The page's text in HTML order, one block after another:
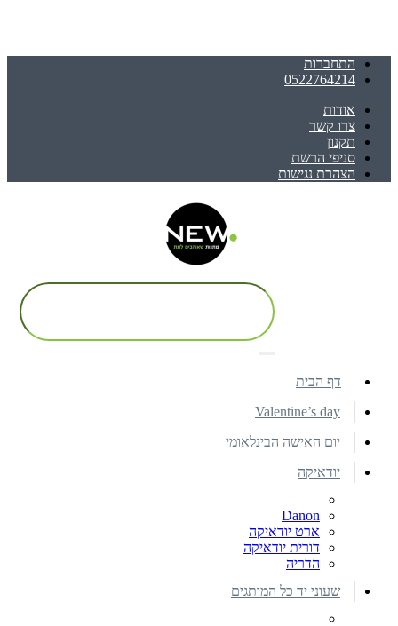
התחברות
0522764214
אודות
צרו קשר
תקנון
סניפי הרשת
הצהרת נגישות
דף הבית
Valentine’s day
יום האישה הבינלאומי
יודאיקה
Danon
ארט יודאיקה
דורית יודאיקה
הדריה
שעוני יד כל המותגים